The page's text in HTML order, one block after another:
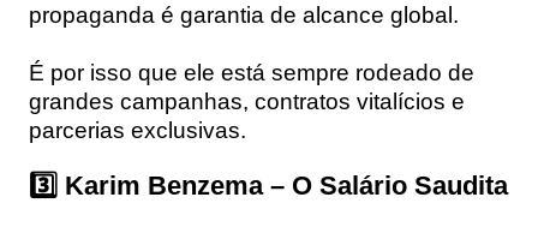
propaganda é garantia de alcance global.
É por isso que ele está sempre rodeado de
grandes campanhas, contratos vitalícios e
parcerias exclusivas.
3️⃣ Karim Benzema – O Salário Saudita